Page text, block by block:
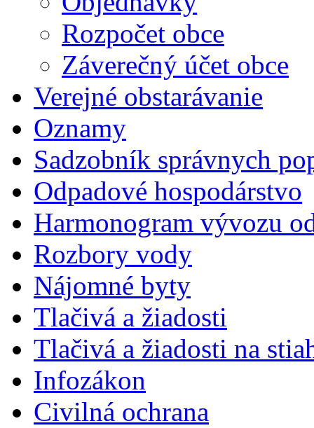
Rozpočet obce
Záverečný účet obce
Verejné obstarávanie
Oznamy
Sadzobník správnych
Odpadové hospodárstvo
Harmonogram vývozu
Rozbory vody
Nájomné byty
Tlačivá a žiadosti
Tlačivá a žiadosti na
Infozákon
Civilná ochrana